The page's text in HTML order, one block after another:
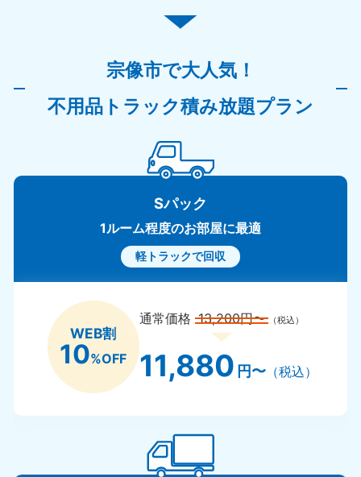
宗像市で大人気！
不用品トラック積み放題プラン
Sパック
1ルーム程度のお部屋に最適
軽トラックで回収
WEB割
10%OFF
通常価格13,200円〜 （税込）
11,880 円〜（税込）